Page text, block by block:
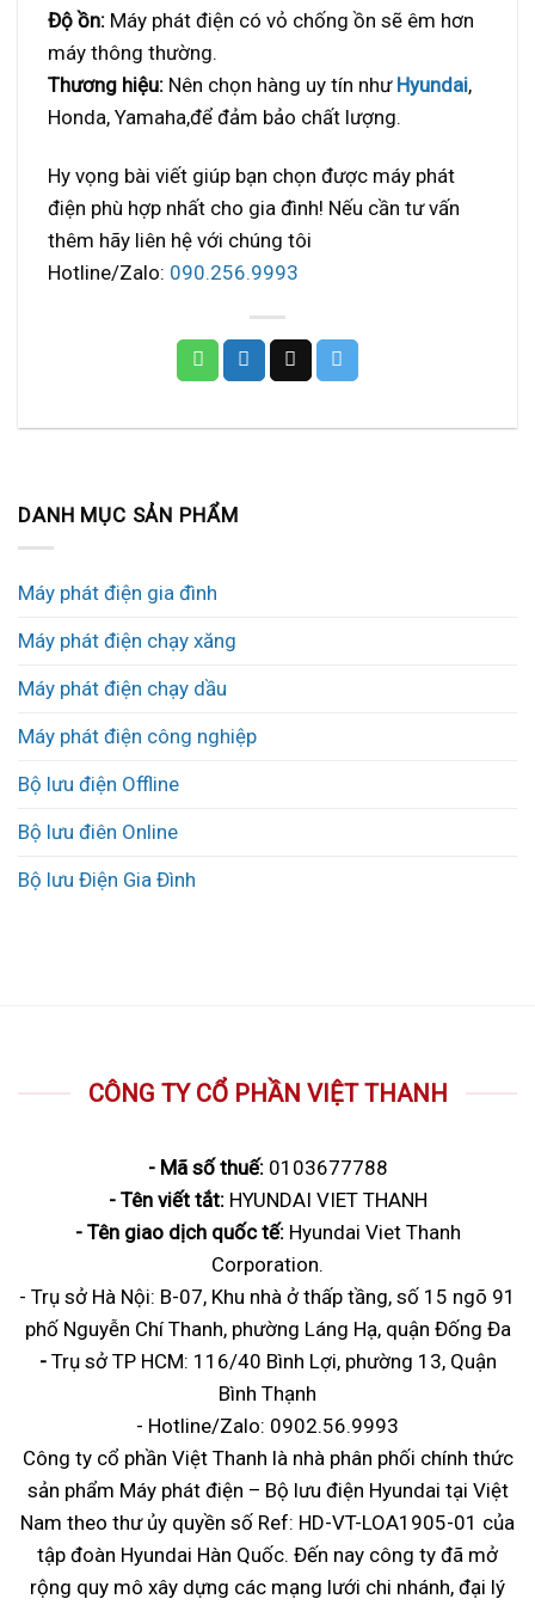
Độ ồn: Máy phát điện có vỏ chống ồn sẽ êm hơn
máy thông thường.
Thương hiệu: Nên chọn hàng uy tín như Hyundai,
Honda, Yamaha,để đảm bảo chất lượng.
Hy vọng bài viết giúp bạn chọn được máy phát
điện phù hợp nhất cho gia đình! Nếu cần tư vấn
thêm hãy liên hệ với chúng tôi
Hotline/Zalo: 090.256.9993
DANH MỤC SẢN PHẨM
Máy phát điện gia đình
Máy phát điện chạy xăng
Máy phát điện chạy dầu
Máy phát điện công nghiệp
Bộ lưu điện Offline
Bộ lưu điên Online
Bộ lưu Điện Gia Đình
CÔNG TY CỔ PHẦN VIỆT THANH
- Mã số thuế:0103677788
- Tên viết tắt:HYUNDAI VIET THANH
- Tên giao dịch quốc tế:Hyundai Viet Thanh
Corporation.
- Trụ sở Hà Nội: B-07, Khu nhà ở thấp tầng, số 15 ngõ 91
phố Nguyễn Chí Thanh, phường Láng Hạ, quận Đống Đa
- Trụ sở TP HCM: 116/40 Bình Lợi, phường 13, Quận
Bình Thạnh
- Hotline/Zalo: 0902.56.9993
Công ty cổ phần Việt Thanh là nhà phân phối chính thức
sản phẩm Máy phát điện – Bộ lưu điện Hyundai tại Việt
Nam theo thư ủy quyền số Ref: HD-VT-LOA1905-01 của
tập đoàn Hyundai Hàn Quốc. Đến nay công ty đã mở
rộng quy mô xây dựng các mạng lưới chi nhánh, đại lý